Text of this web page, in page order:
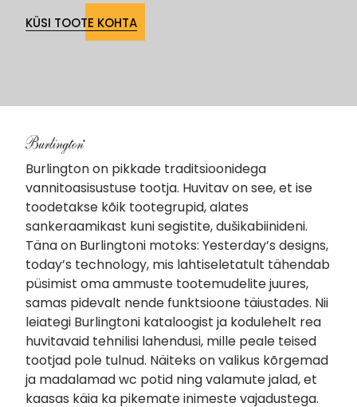
KÜSI TOOTE KOHTA
Burlington on pikkade traditsioonidega
vannitoasisustuse tootja. Huvitav on see, et ise
toodetakse kõik tootegrupid, alates
sankeraamikast kuni segistite, dušikabiinideni.
Täna on Burlingtoni motoks: Yesterday’s designs,
today’s technology, mis lahtiseletatult tähendab
püsimist oma ammuste tootemudelite juures,
samas pidevalt nende funktsioone täiustades. Nii
leiategi Burlingtoni kataloogist ja kodulehelt rea
huvitavaid tehnilisi lahendusi, mille peale teised
tootjad pole tulnud. Näiteks on valikus kõrgemad
ja madalamad wc potid ning valamute jalad, et
kaasas käia ka pikemate inimeste vajadustega.